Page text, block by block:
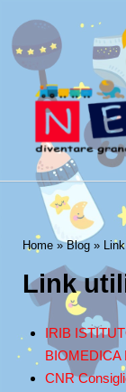
content
Home
Home »Blog »
Link
IRIB
BIOMEDICA
CNR